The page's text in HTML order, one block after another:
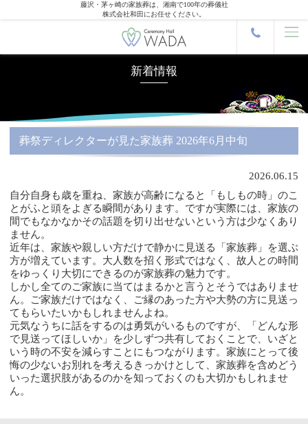
藤沢・茅ヶ崎の家族葬は、湘南で100年の葬儀社
株式会社和田にお任せください。
新着情報
葬祭ディレクターが見た家族葬 2026年6月中旬
2026.06.15
自分自身も歳を重ね、家族が高齢になると「もしもの時」 のこ
とがふと頭をよぎる瞬間があります。ですが実際には、 家族の
間でもなかなかその話題を切り出せないという方は少なくあ り
ません。
近年は、家族や親しい方だけで静かに見送る「家族葬」
を選ぶ
方が増えています。大人数を招く形式ではなく、 故人との時間
をゆっくり大切にできるのが家族葬の魅力です。
しかし全てのご家族に当てはまるかと言うとそうではありませ
ん。
ご家族だけではなく、
ご縁のあった方や大勢の方に見送っ
てもらいたいかもしれませんよ ね。
元気なうちに話をするのは勇気がいるものですが、「 どんな形
で見送ってほしいか」を少しずつ共有しておくことで、 いざと
いう時の不安を減らすことにもつながります。 家族にとって後
悔の少ないお別れを考えるきっかけとして、 家族葬を含めどう
いった選択肢があるのかを知っておくのも大切かもしれませ
ん。